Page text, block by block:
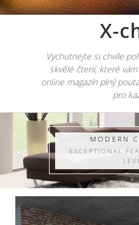
X-
Vychutnejte si chvíle
skvělé čtení, které
online magazín plný
pro
MODERN
EXCEPTIONAL